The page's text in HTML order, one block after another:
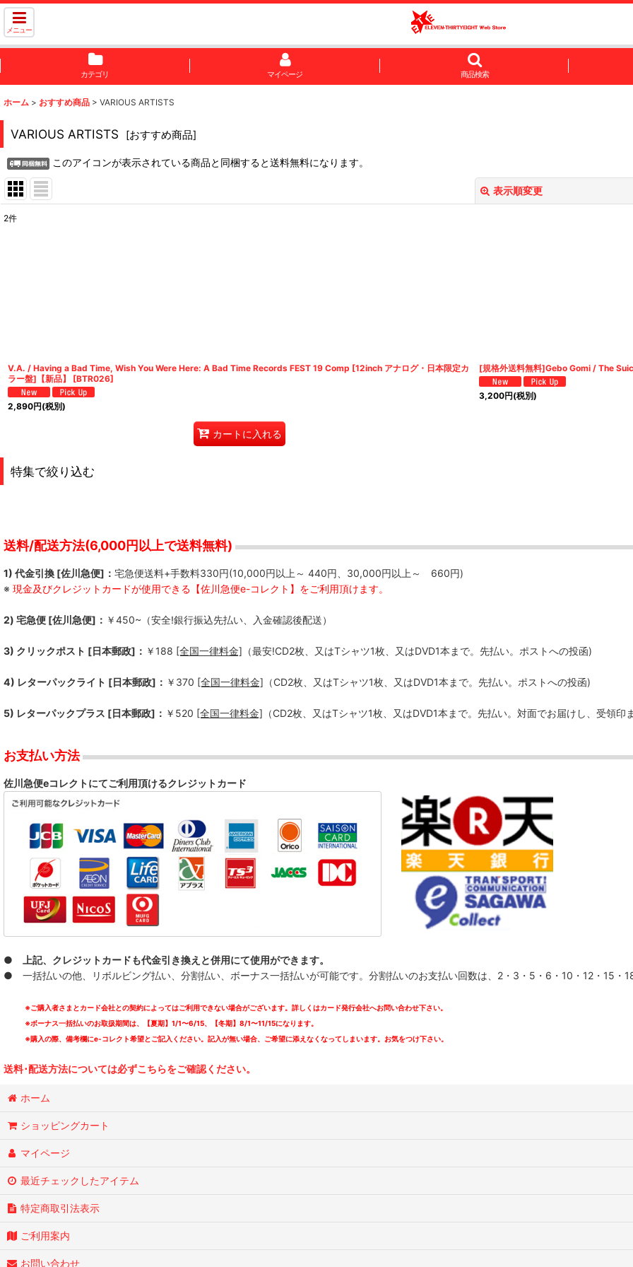
メニュー
カテゴリ マイページ 商品検索
ホーム > おすすめ商品 > VARIOUS ARTISTS
VARIOUS ARTISTS [おすすめ商品]
このアイコンが表示されている商品と同梱すると送料無料になります。
表示順変更
2件
V.A. / Having a Bad Time, Wish You Were Here: A Bad Time Records FEST 19 Comp [12inch アナログ・日本限定カ
ラー盤]【新品】
[BTR026]
2,890円(税別)
カートに入れる
[規格外送料無料]Gebo Gomi / The
3,200円(税別)
特集で絞り込む
FREE KICK
Not So Hard Work
--------------
ALL LIVING THINGS
BACKSKiD
BRAHMAN
COKEHEAD HIPSTERS
DASHING STRAIGHT
DISPORT
DIVE
GMF
SCREAM OF THE PRESIDENTS
STAB 4 REASON AND THE STYLES
SUNS OWL
TEENAGE LUST.
送料/配送方法(6,000円以上で送料無料)
1) 代金引換 [佐川急便]： 宅急便送料+手数料330円(10,000円以上～ 440円、30,000円以上～ 660円)
※ 現金及びクレジットカードが使用できる【佐川急便e-コレクト】をご利用頂けます。
2) 宅急便 [佐川急便]： ￥450~（安全!銀行振込先払い、入金確認後配送）
3) クリックポスト [日本郵政]： ￥188 [全国一律料金] （最安!CD2枚、又はTシャツ1枚、又はDVD1本まで。先払い。ポストへの投函)
4) レターパックライト [日本郵政]： ￥370 [全国一律料金] （CD2枚、又はTシャツ1枚、又はDVD1本まで。先払い。ポストへの投函)
5) レターパックプラス [日本郵政]： ￥520 [全国一律料金] （CD2枚、又はTシャツ1枚、又はDVD1本まで。先払い。対面でお届けし、受領印
お支払い方法
佐川急便eコレクトにてご利用頂けるクレジットカード
● 上記、クレジットカードも代金引き換えと併用にて使用ができます。
● 一括払いの他、リボルビング払い、分割払い、ボーナス一括払いが可能です。分割払いのお支払い回数は、2・3・5・6・10・12・15・
※ご購入者さまとカード会社との契約によってはご利用できない場合がございます。詳しくはカード発行会社へお問い合わせ下さい。
※ボーナス一括払いのお取扱期間は、【夏期】1/1〜6/15、【冬期】8/1〜11/15になります。
※購入の際、備考欄にe-コレクト希望とご記入ください。記入が無い場合、ご希望に添えなくなってしまいます。お気をつけ下さい。
送料･配送方法については必ずこちらをご確認ください。
ホーム
ショッピングカート
マイページ
最近チェックしたアイテム
特定商取引法表示
ご利用案内
お問い合わせ